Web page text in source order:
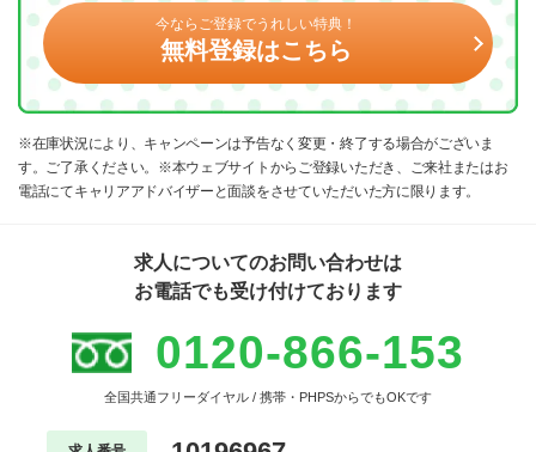
今ならご登録でうれしい特典！
無料登録はこちら
※在庫状況により、キャンペーンは予告なく変更・終了する場合がございま
す。ご了承ください。※本ウェブサイトからご登録いただき、ご来社またはお
電話にてキャリアアドバイザーと面談をさせていただいた方に限ります。
求人についてのお問い合わせは
お電話でも受け付けております
0120-866-153
全国共通フリーダイヤル / 携帯・PHPSからでもOKです